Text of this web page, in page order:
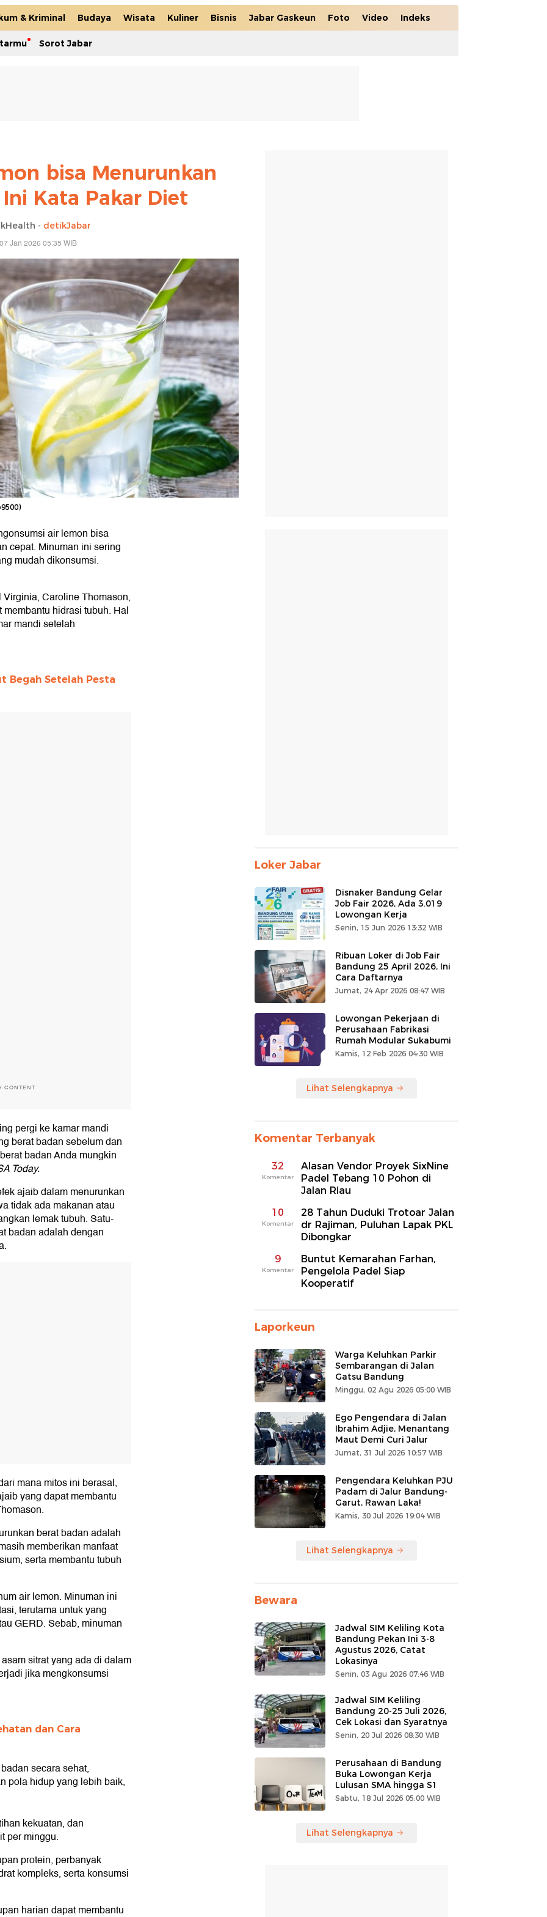
& Kriminal Budaya Wisata Kuliner Bisnis Jabar Gaskeun Foto Video Indeks
Sorot Jabar
bisa Menurunkan
Kata Pakar Diet
- detikJabar
Jan 2026 05:35 WIB
air lemon bisa
cepat. Minuman ini sering
mudah dikonsumsi.
Caroline Thomason,
hidrasi tubuh. Hal
mandi setelah
Begah Setelah Pesta
CONTENT
pergi ke kamar mandi
berat badan sebelum dan
badan Anda mungkin
Today.
ajaib dalam menurunkan
tidak ada makanan atau
lemak tubuh. Satu-
badan adalah dengan
mana mitos ini berasal,
yang dapat membantu
berat badan adalah
memberikan manfaat
serta membantu tubuh
air lemon. Minuman ini
terutama untuk yang
GERD. Sebab, minuman
sitrat yang ada di dalam
jika mengkonsumsi
dan Cara
secara sehat,
pola hidup yang lebih baik,
kekuatan, dan
per minggu.
protein, perbanyak
kompleks, serta konsumsi
harian dapat membantu
Loker Jabar
Disnaker Bandung Gelar
Job Fair 2026, Ada 3.019
Lowongan Kerja
Senin, 15 Jun 2026 13:32 WIB
Ribuan Loker di Job Fair
Bandung 25 April 2026, Ini
Cara Daftarnya
Jumat, 24 Apr 2026 08:47 WIB
Lowongan Pekerjaan di
Perusahaan Fabrikasi
Rumah Modular Sukabumi
Kamis, 12 Feb 2026 04:30 WIB
Lihat Selengkapnya
Komentar Terbanyak
32
Komentar
Alasan Vendor Proyek SixNine
Padel Tebang 10 Pohon di
Jalan Riau
10
Komentar
28 Tahun Duduki Trotoar Jalan
dr Rajiman, Puluhan Lapak PKL
Dibongkar
9
Komentar
Buntut Kemarahan Farhan,
Pengelola Padel Siap
Kooperatif
Laporkeun
Warga Keluhkan Parkir
Sembarangan di Jalan
Gatsu Bandung
Minggu, 02 Agu 2026 05:00 WIB
Ego Pengendara di Jalan
Ibrahim Adjie, Menantang
Maut Demi Curi Jalur
Jumat, 31 Jul 2026 10:57 WIB
Pengendara Keluhkan PJU
Padam di Jalur Bandung-
Garut, Rawan Laka!
Kamis, 30 Jul 2026 19:04 WIB
Lihat Selengkapnya
Bewara
Jadwal SIM Keliling Kota
Bandung Pekan Ini 3-8
Agustus 2026, Catat
Lokasinya
Senin, 03 Agu 2026 07:46 WIB
Jadwal SIM Keliling
Bandung 20-25 Juli 2026,
Cek Lokasi dan Syaratnya
Senin, 20 Jul 2026 08:30 WIB
Perusahaan di Bandung
Buka Lowongan Kerja
Lulusan SMA hingga S1
Sabtu, 18 Jul 2026 05:00 WIB
Lihat Selengkapnya